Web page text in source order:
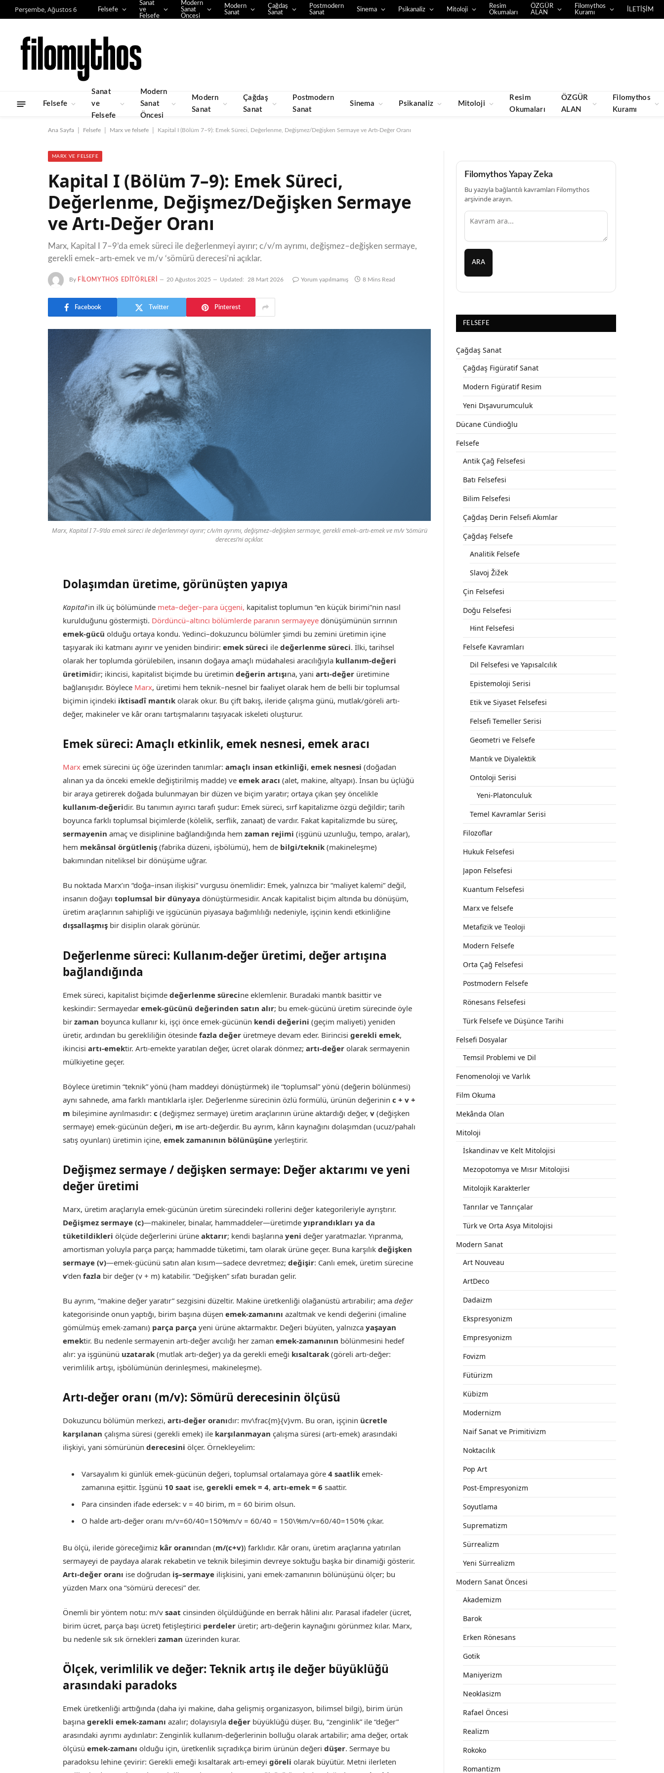
Perşembe, Ağustos 6 Felsefe
Sanat
ve
Felsefe
Modern
Sanat
Öncesi
Modern
Sanat
Çağdaş
Sanat
Postmodern
Sanat
Sinema Psikanaliz Mitoloji
Resim
Okumaları
ÖZGÜR
ALAN
Filomythos
Kuramı
İLETİŞİM
Felsefe
Sanat
ve
Felsefe
Modern
Sanat
Öncesi
Modern
Sanat
Çağdaş
Sanat
Postmodern
Sanat
Sinema Psikanaliz Mitoloji
Resim
Okumaları
ÖZGÜR
ALAN
Filomythos
Kuramı
Ana Sayfa Felsefe Marx ve felsefe Kapital I (Bölüm 7–9): Emek Süreci, Değerlenme, Değişmez/Değişken Sermaye ve Artı-Değer Oranı
MARX VE FELSEFE
Kapital I (Bölüm 7–9): Emek Süreci,
Değerlenme, Değişmez/Değişken Sermaye
ve Artı-Değer Oranı
Marx, Kapital I 7–9’da emek süreci ile değerlenmeyi ayırır; c/v/m ayrımı, değişmez–değişken sermaye,
gerekli emek–artı-emek ve m/v ‘sömürü derecesi’ni açıklar.
By FILOMYTHOS EDITÖRLERI 20 Ağustos 2025 Updated: 28 Mart 2026 Yorum yapılmamış 8 Mins Read
Facebook Twitter Pinterest
Marx, Kapital I 7–9’da emek süreci ile değerlenmeyi ayırır; c/v/m ayrımı, değişmez–değişken sermaye, gerekli emek–artı-emek ve m/v ‘sömürü
derecesi’ni açıklar.
Dolaşımdan üretime, görünüşten yapıya
Kapital’in ilk üç bölümünde meta–değer–para üçgeni, kapitalist toplumun “en küçük birimi”nin nasıl
kurulduğunu göstermişti. Dördüncü–altıncı bölümlerde paranın sermayeye dönüşümünün sırrının
emek-gücü olduğu ortaya kondu. Yedinci–dokuzuncu bölümler şimdi bu zemini üretimin içine
taşıyarak iki katmanı ayırır ve yeniden bindirir:emek süreci iledeğerlenme süreci. İlki, tarihsel
olarak her toplumda görülebilen, insanın doğaya amaçlı müdahalesi aracılığıyla kullanım-değeri
üretimidir; ikincisi, kapitalist biçimde bu üretimindeğerin artışına, yaniartı-değer üretimine
bağlanışıdır. Böylece Marx, üretimi hem teknik–nesnel bir faaliyet olarak hem de belli bir toplumsal
biçimin içindeki iktisadî mantık olarak okur. Bu çift bakış, ileride çalışma günü, mutlak/göreli artı-
değer, makineler ve kâr oranı tartışmalarını taşıyacak iskeleti oluşturur.
Emek süreci: Amaçlı etkinlik, emek nesnesi, emek aracı
Marx emek sürecini üç öğe üzerinden tanımlar:amaçlı insan etkinliği,emek nesnesi (doğadan
alınan ya da önceki emekle değiştirilmiş madde) veemek aracı (alet, makine, altyapı). İnsan bu üçlüğü
bir araya getirerek doğada bulunmayan bir düzen ve biçim yaratır; ortaya çıkan şey öncelikle
kullanım-değeridir. Bu tanımın ayırıcı tarafı şudur: Emek süreci, sırf kapitalizme özgü değildir; tarih
boyunca farklı toplumsal biçimlerde (kölelik, serflik, zanaat) de vardır. Fakat kapitalizmde bu süreç,
sermayenin amaç ve disiplinine bağlandığında hemzaman rejimi (işgünü uzunluğu, tempo, aralar),
hem mekânsal örgütleniş (fabrika düzeni, işbölümü), hem de bilgi/teknik (makineleşme)
bakımından niteliksel bir dönüşüme uğrar.
Bu noktada Marx’ın “doğa–insan ilişkisi” vurgusu önemlidir: Emek, yalnızca bir “maliyet kalemi” değil,
insanın doğayıtoplumsal bir dünyaya dönüştürmesidir. Ancak kapitalist biçim altında bu dönüşüm,
üretim araçlarının sahipliği ve işgücünün piyasaya bağımlılığı nedeniyle, işçinin kendi etkinliğine
dışsallaşmış bir disiplin olarak görünür.
Değerlenme süreci: Kullanım-değer üretimi, değer artışına
bağlandığında
Emek süreci, kapitalist biçimdedeğerlenme sürecine eklemlenir. Buradaki mantık basittir ve
keskindir: Sermayedaremek-gücünü değerinden satın alır; bu emek-gücünü üretim sürecinde öyle
birzaman boyunca kullanır ki, işçi önce emek-gücünün kendi değerini (geçim maliyeti) yeniden
üretir, ardından bu gerekliliğin ötesindefazla değer üretmeye devam eder. Birincisigerekli emek,
ikincisiartı-emektir. Artı-emekte yaratılan değer, ücret olarak dönmez;artı-değer olarak sermayenin
mülkiyetine geçer.
Böylece üretimin “teknik” yönü (ham maddeyi dönüştürmek) ile “toplumsal” yönü (değerin bölünmesi)
aynı sahnede, ama farklı mantıklarla işler. Değerlenme sürecinin özlü formülü, ürünün değerininc + v +
m bileşimine ayrılmasıdır:c (değişmez sermaye) üretim araçlarının ürüne aktardığı değer,v (değişken
sermaye) emek-gücünün değeri, m ise artı-değerdir. Bu ayrım, kârın kaynağını dolaşımdan (ucuz/pahalı
satış oyunları) üretimin içine,emek zamanının bölünüşüne yerleştirir.
Değişmez sermaye / değişken sermaye: Değer aktarımı ve yeni
değer üretimi
Marx, üretim araçlarıyla emek-gücünün üretim sürecindeki rollerini değer kategorileriyle ayrıştırır.
Değişmez sermaye (c)—makineler, binalar, hammaddeler—üretimdeyıprandıkları ya da
tüketildikleri ölçüde değerlerini ürüneaktarır; kendi başlarınayeni değer yaratmazlar. Yıpranma,
amortisman yoluyla parça parça; hammadde tüketimi, tam olarak ürüne geçer. Buna karşılıkdeğişken
sermaye (v)—emek-gücünü satın alan kısım—sadece devretmez;değişir: Canlı emek, üretim sürecine
v’denfazla bir değer (v + m) katabilir. “Değişken” sıfatı buradan gelir.
Bu ayrım, “makine değer yaratır” sezgisini düzeltir. Makine üretkenliği olağanüstü artırabilir; amadeğer
kategorisinde onun yaptığı, birim başına düşenemek-zamanını azaltmak ve kendi değerini (imaline
gömülmüş emek-zamanı) parça parça yeni ürüne aktarmaktır. Değeri büyüten, yalnızcayaşayan
emektir. Bu nedenle sermayenin artı-değer avcılığı her zamanemek-zamanının bölünmesini hedef
alır: ya işgününü uzatarak (mutlak artı-değer) ya da gerekli emeği kısaltarak (göreli artı-değer:
verimlilik artışı, işbölümünün derinleşmesi, makineleşme).
Artı-değer oranı (m/v): Sömürü derecesinin ölçüsü
Dokuzuncu bölümün merkezi,artı-değer oranıdır: mv\frac{m}{v}vm​. Bu oran, işçinin ücretle
karşılanan çalışma süresi (gerekli emek) ile karşılanmayan çalışma süresi (artı-emek) arasındaki
ilişkiyi, yani sömürününderecesini ölçer. Örnekleyelim:
Varsayalım ki günlük emek-gücünün değeri, toplumsal ortalamaya göre4 saatlik emek-
zamanına eşittir. İşgünü 10 saat ise,gerekli emek = 4,artı-emek = 6 saattir.
Para cinsinden ifade edersek: v = 40 birim, m = 60 birim olsun.
O halde artı-değer oranı m/v=60/40=150%m/v = 60/40 = 150\%m/v=60/40=150% çıkar.
Bu ölçü, ileride göreceğimiz kâr oranından (m/(c+v)) farklıdır. Kâr oranı, üretim araçlarına yatırılan
sermayeyi de paydaya alarak rekabetin ve teknik bileşimin devreye soktuğu başka bir dinamiği gösterir.
Artı-değer oranı ise doğrudan iş–sermaye ilişkisini, yani emek-zamanının bölünüşünü ölçer; bu
yüzden Marx ona “sömürü derecesi” der.
Önemli bir yöntem notu: m/vsaat cinsinden ölçüldüğünde en berrak hâlini alır. Parasal ifadeler (ücret,
birim ücret, parça başı ücret) fetişleştirici perdeler üretir; artı-değerin kaynağını görünmez kılar. Marx,
bu nedenle sık sık örneklerizaman üzerinden kurar.
Ölçek, verimlilik ve değer: Teknik artış ile değer büyüklüğü
arasındaki paradoks
Emek üretkenliği arttığında (daha iyi makine, daha gelişmiş organizasyon, bilimsel bilgi), birim ürün
başınagerekli emek-zamanı azalır; dolayısıyladeğer büyüklüğü düşer. Bu, “zenginlik” ile “değer”
arasındaki ayrımı aydınlatır: Zenginlik kullanım-değerlerinin bolluğu olarak artabilir; ama değer, ortak
ölçüsüemek-zamanı olduğu için, üretkenlik sıçradıkça birim ürünün değeridüşer. Sermaye bu
paradoksu lehine çevirir: Gerekli emeği kısaltarak artı-emeyigöreli olarak büyütür. Metni ilerleten
Filomythos Yapay Zeka
Bu yazıyla bağlantılı kavramları Filomythos
arşivinde arayın.
ARA
FELSEFE
Çağdaş Sanat
Çağdaş Figüratif Sanat
Modern Figüratif Resim
Yeni Dışavurumculuk
Dücane Cündioğlu
Felsefe
Antik Çağ Felsefesi
Batı Felsefesi
Bilim Felsefesi
Çağdaş Derin Felsefi Akımlar
Çağdaş Felsefe
Analitik Felsefe
Slavoj Žižek
Çin Felsefesi
Doğu Felsefesi
Hint Felsefesi
Felsefe Kavramları
Dil Felsefesi ve Yapısalcılık
Epistemoloji Serisi
Etik ve Siyaset Felsefesi
Felsefi Temeller Serisi
Geometri ve Felsefe
Mantık ve Diyalektik
Ontoloji Serisi
Yeni-Platonculuk
Temel Kavramlar Serisi
Filozoflar
Hukuk Felsefesi
Japon Felsefesi
Kuantum Felsefesi
Marx ve felsefe
Metafizik ve Teoloji
Modern Felsefe
Orta Çağ Felsefesi
Postmodern Felsefe
Rönesans Felsefesi
Türk Felsefe ve Düşünce Tarihi
Felsefi Dosyalar
Temsil Problemi ve Dil
Fenomenoloji ve Varlık
Film Okuma
Mekânda Olan
Mitoloji
İskandinav ve Kelt Mitolojisi
Mezopotomya ve Mısır Mitolojisi
Mitolojik Karakterler
Tanrılar ve Tanrıçalar
Türk ve Orta Asya Mitolojisi
Modern Sanat
Art Nouveau
ArtDeco
Dadaizm
Ekspresyonizm
Empresyonizm
Fovizm
Fütürizm
Kübizm
Modernizm
Naif Sanat ve Primitivizm
Noktacılık
Pop Art
Post-Empresyonizm
Soyutlama
Suprematizm
Sürrealizm
Yeni Sürrealizm
Modern Sanat Öncesi
Akademizm
Barok
Erken Rönesans
Gotik
Maniyerizm
Neoklasizm
Rafael Öncesi
Realizm
Rokoko
Romantizm